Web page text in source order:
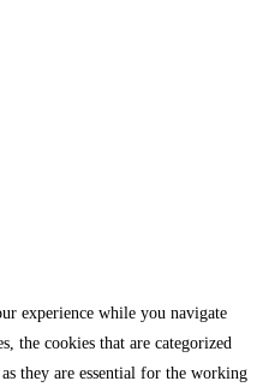
experience while you navigate
the cookies that are categorized
they are essential for the working